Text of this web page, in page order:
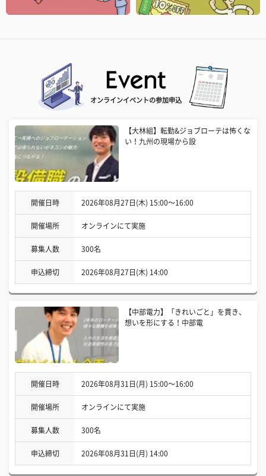
オンラインイベントの参加申込
【大林組】転勤&ジョブローテは怖くな
い！九州の現場から設
開催日時 2026年08月27日(木) 15:00〜16:00
開催場所 オンラインにて実施
募集人数 300名
申込締切 2026年08月27日(木) 14:00
【中部電力】「きれいごと」を貫き、
想いを形にする！中部電
開催日時 2026年08月31日(月) 15:00〜16:00
開催場所 オンラインにて実施
募集人数 300名
申込締切 2026年08月31日(月) 14:00